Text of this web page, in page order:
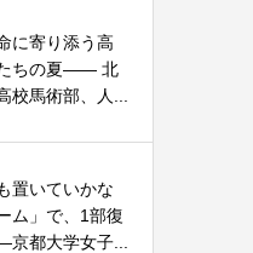
に寄り添う高
ちの夏—— 北
校馬術部、人...
置いていかな
ム」で、1部復
京都大学女子...